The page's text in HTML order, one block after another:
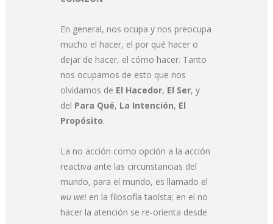
En general, nos ocupa y nos preocupa
mucho el hacer, el por qué hacer o
dejar de hacer, el cómo hacer. Tanto
nos ocupamos de esto que nos
olvidamos de El Hacedor, El Ser, y
del Para Qué, La Intención, El
Propósito.
La no acción como opción a la acción
reactiva ante las circunstancias del
mundo, para el mundo, es llamado el
wu wei en la filosofía taoísta; en el no
hacer la atención se re-orienta desde